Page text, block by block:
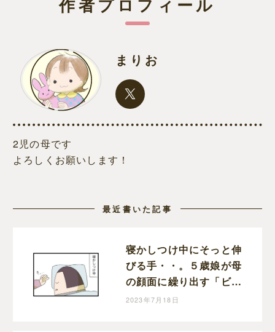
まりお
2児の母です
よろしくお願いします！
最近書いた記事
寝かしつけ中にそっと伸
びる手・・。５歳娘が母
の顔面に繰り出す「ビシ
ッ！」に感じた成長と動
2023年7月18日